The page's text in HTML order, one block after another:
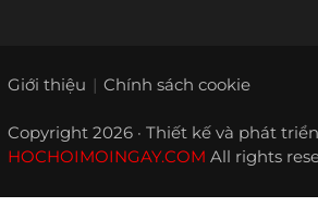
Giới thiệu Chính sách cookie
Copyright 2026 · Thiết kế và phát
HOCHOIMOINGAY.COM All rights